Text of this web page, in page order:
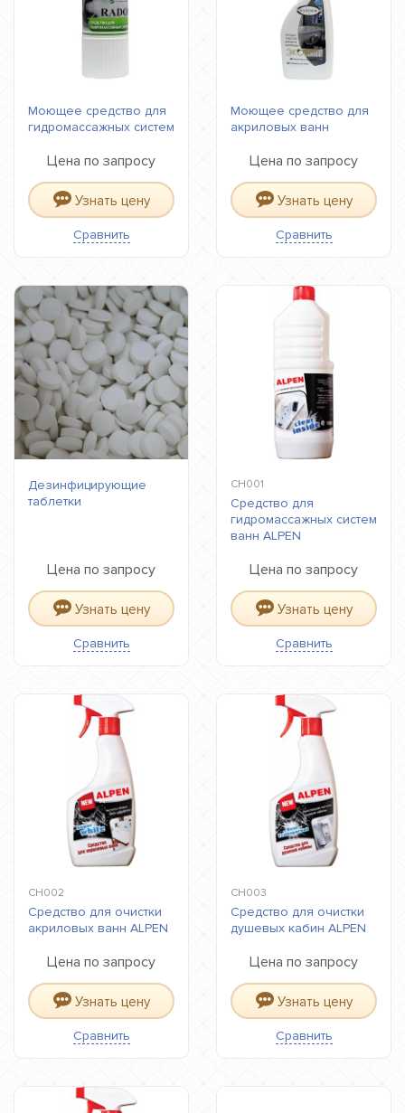
Моющее средство для
гидромассажных систем
Цена по запросу
Узнать цену
Сравнить
Моющее средство для
акриловых ванн
Цена по запросу
Узнать цену
Сравнить
Дезинфицирующие
таблетки
Цена по запросу
Узнать цену
Сравнить
CH001
Средство для
гидромассажных систем
ванн ALPEN
Цена по запросу
Узнать цену
Сравнить
CH002
Средство для очистки
акриловых ванн ALPEN
Цена по запросу
Узнать цену
Сравнить
CH003
Средство для очистки
душевых кабин ALPEN
Цена по запросу
Узнать цену
Сравнить